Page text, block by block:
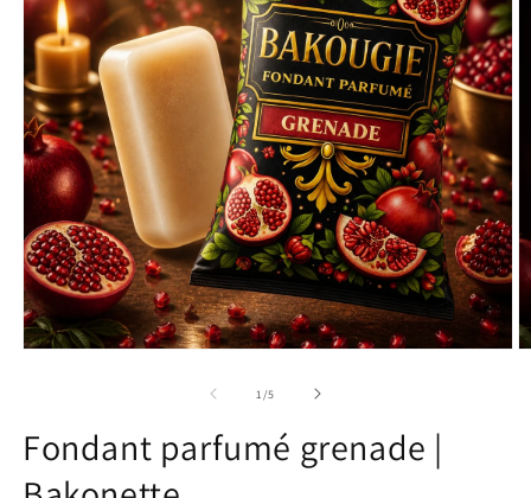
une
fenêtre
modale
1 /de
5
Fondant parfumé grenade |